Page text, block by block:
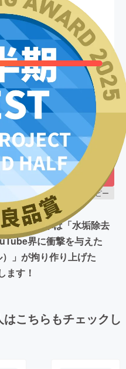
総額
円
終了
1,594 人
に募集を開始し、 1,594
め、
に募集を終了
やってほしい 459
LINEで送る
URLコピー
に美しい車は「水垢除去
界に衝撃を与えた
」が拘り作り上げた
ます！
こちらもチェックし